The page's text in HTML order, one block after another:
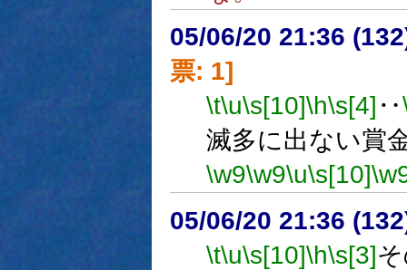
05/06/20 21:36
票: 1]
\t\u\s[10]\h\s[4] ‥
滅多に出ない賞
\w9\w9\u\s[10]
05/06/20 21:36
\t\u\s[10]\h\s[3]